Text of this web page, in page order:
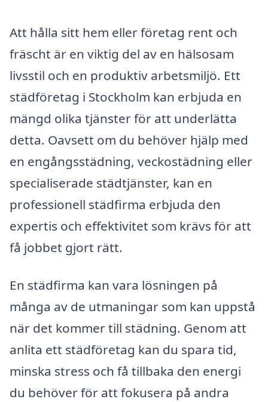
Att hålla sitt hem eller företag rent och
fräscht är en viktig del av en hälsosam
livsstil och en produktiv arbetsmiljö. Ett
städföretag i Stockholm kan erbjuda en
mängd olika tjänster för att underlätta
detta. Oavsett om du behöver hjälp med
en engångsstädning, veckostädning eller
specialiserade städtjänster, kan en
professionell städfirma erbjuda den
expertis och effektivitet som krävs för att
få jobbet gjort rätt.
En städfirma kan vara lösningen på
många av de utmaningar som kan uppstå
när det kommer till städning. Genom att
anlita ett städföretag kan du spara tid,
minska stress och få tillbaka den energi
du behöver för att fokusera på andra